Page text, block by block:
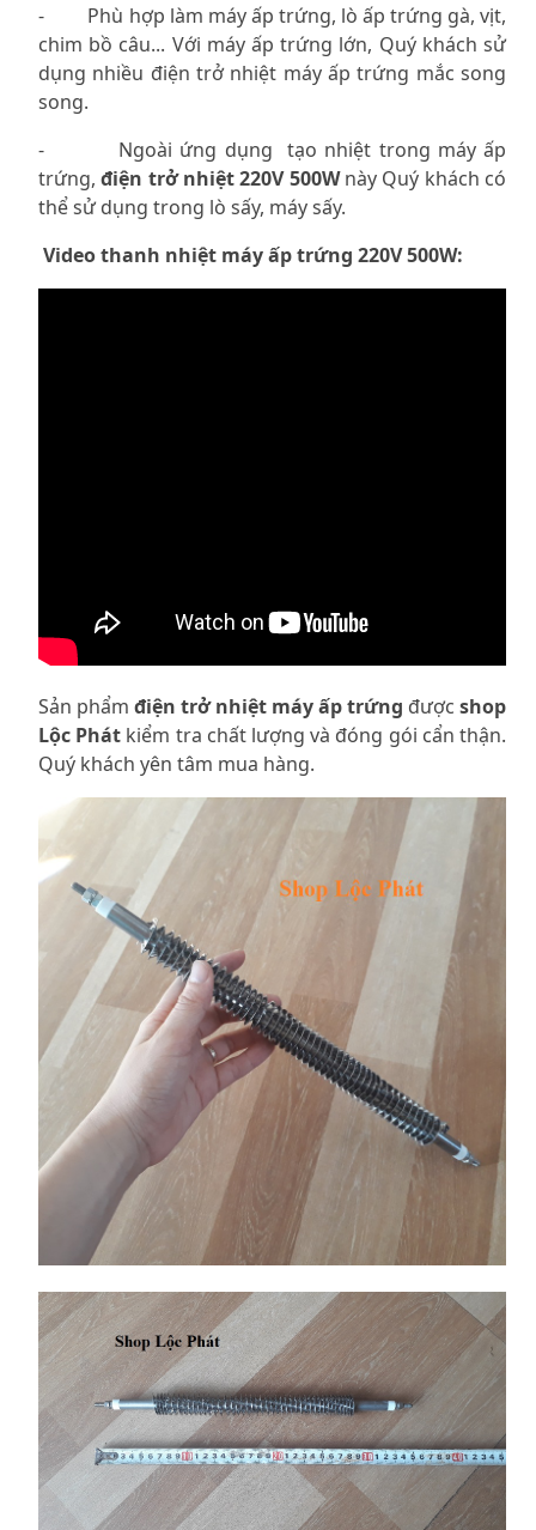
- Phù hợp làm máy ấp trứng, lò ấp trứng gà, vịt,
chim bồ câu... Với máy ấp trứng lớn, Quý khách sử
dụng nhiều điện trở nhiệt máy ấp trứng mắc song
song.
- Ngoài ứng dụng tạo nhiệt trong máy ấp
trứng,điện trở nhiệt 220V 500Wnày Quý khách có
thể sử dụng trong lò sấy, máy sấy.
Video thanh nhiệt máy ấp trứng 220V 500W:
Sản phẩm điện trở nhiệt máy ấp trứng được shop
Lộc Phát kiểm tra chất lượng và đóng gói cẩn thận.
Quý khách yên tâm mua hàng.